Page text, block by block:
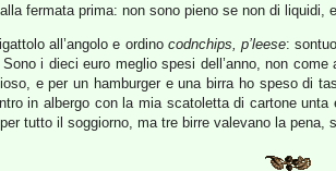
fermata prima: non sono pieno se non di liquidi,
all’angolo e ordino codnchips, p’leese:
i dieci euro meglio spesi dell’anno, non
e per un hamburger e una birra ho speso di
in albergo con la mia scatoletta di cartone
tutto il soggiorno, ma tre birre valevano la pena,